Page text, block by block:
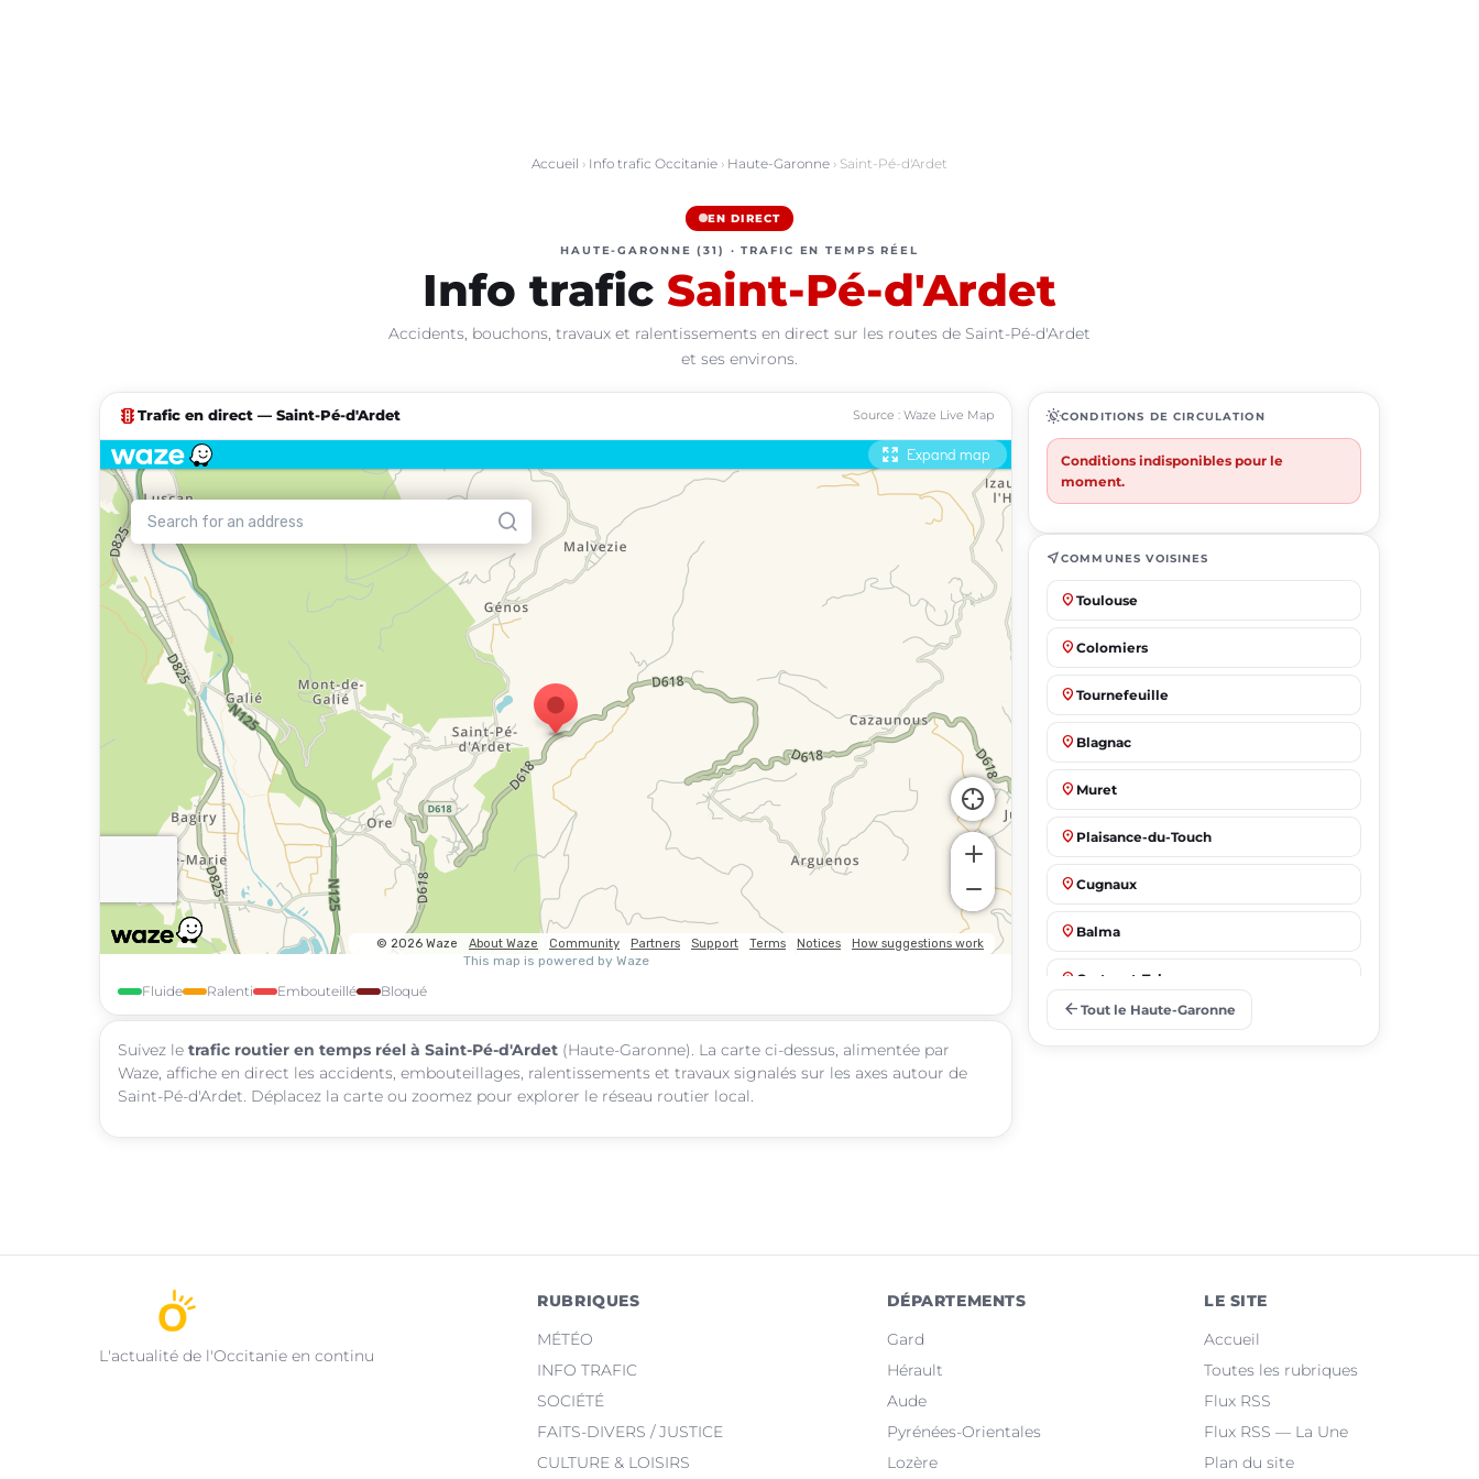
Accueil › Info trafic Occitanie › Haute-Garonne › Saint-Pé-d'Ardet
EN DIRECT
HAUTE-GARONNE (31) · TRAFIC EN TEMPS RÉEL
Info trafic Saint-Pé-d'Ardet
Accidents, bouchons, travaux et ralentissements en direct sur les routes de Saint-Pé-d'Ardet
et ses environs.
traffic Trafic en direct — Saint-Pé-d'Ardet Source : Waze Live Map
Fluide Ralenti Embouteillé Bloqué
Suivez le trafic routier en temps réel à Saint-Pé-d'Ardet (Haute-Garonne). La carte ci-dessus, alimentée par
Waze, affiche en direct les accidents, embouteillages, ralentissements et travaux signalés sur les axes autour de
Saint-Pé-d'Ardet. Déplacez la carte ou zoomez pour explorer le réseau routier local.
routineCONDITIONS DE CIRCULATION
Conditions indisponibles pour le
moment.
near_meCOMMUNES VOISINES
place Toulouse
place Colomiers
place Tournefeuille
place Blagnac
place Muret
place Plaisance-du-Touch
place Cugnaux
place Balma
place Castanet-Tolosan
arrow_back Tout le Haute-Garonne
L'actualité de l'Occitanie en continu
RUBRIQUES
MÉTÉO
INFO TRAFIC
SOCIÉTÉ
FAITS-DIVERS / JUSTICE
CULTURE & LOISIRS
DÉPARTEMENTS
Gard
Hérault
Aude
Pyrénées-Orientales
Lozère
LE SITE
Accueil
Toutes les rubriques
Flux RSS
Flux RSS — La Une
Plan du site